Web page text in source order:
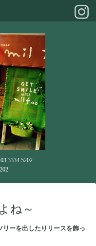
3334 5202
ね～
ーを出したりリースを飾っ